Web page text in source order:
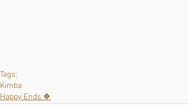
Tags:
Kimba
Happy Ends 🍀